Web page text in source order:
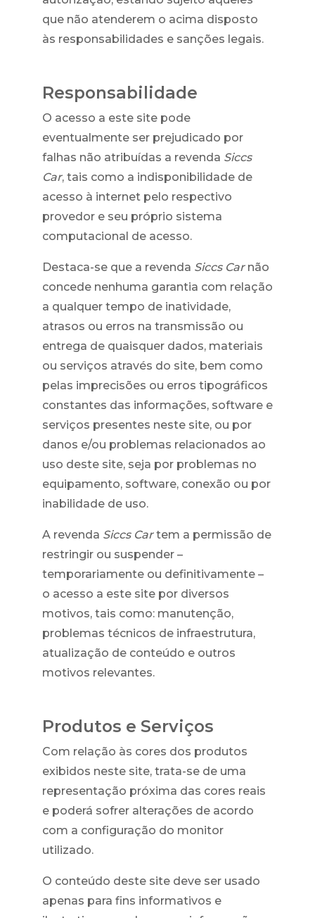
que não atenderem o acima disposto
às responsabilidades e sanções legais.
Responsabilidade
O acesso a este site pode
eventualmente ser prejudicado por
falhas não atribuídas a revenda Siccs
Car, tais como a indisponibilidade de
acesso à internet pelo respectivo
provedor e seu próprio sistema
computacional de acesso.
Destaca-se que a revenda Siccs Carnão
concede nenhuma garantia com relação
a qualquer tempo de inatividade,
atrasos ou erros na transmissão ou
entrega de quaisquer dados, materiais
ou serviços através do site, bem como
pelas imprecisões ou erros tipográficos
constantes das informações, software e
serviços presentes neste site, ou por
danos e/ou problemas relacionados ao
uso deste site, seja por problemas no
equipamento, software, conexão ou por
inabilidade de uso.
A revenda Siccs Cartem a permissão de
restringir ou suspender –
temporariamente ou definitivamente –
o acesso a este site por diversos
motivos, tais como: manutenção,
problemas técnicos de infraestrutura,
atualização de conteúdo e outros
motivos relevantes.
Produtos e Serviços
Com relação às cores dos produtos
exibidos neste site, trata-se de uma
representação próxima das cores reais
e poderá sofrer alterações de acordo
com a configuração do monitor
utilizado.
O conteúdo deste site deve ser usado
apenas para fins informativos e